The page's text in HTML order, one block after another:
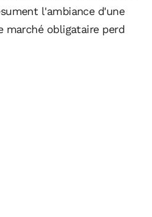
l'ambiance d'une
marché obligataire perd